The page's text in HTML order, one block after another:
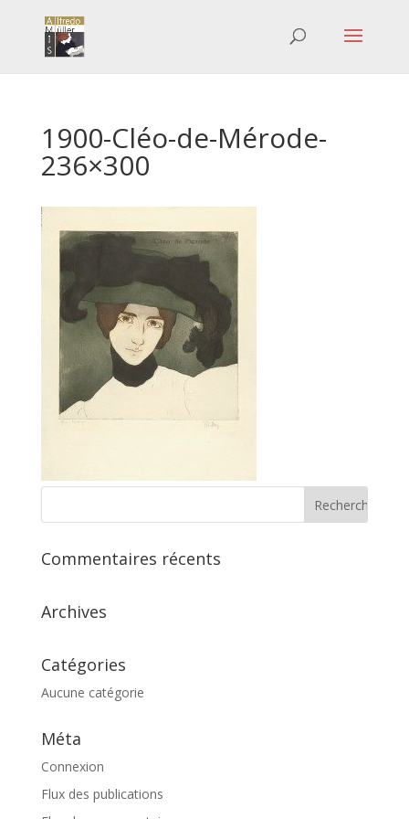
1900-Cléo-de-Mérode-
236×300
Commentaires récents
Archives
Catégories
Aucune catégorie
Méta
Connexion
Flux des publications